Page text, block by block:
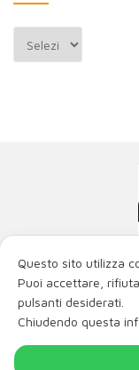
Archivi
La miglior
di
Via
Via
P.IVA / C.F.
Questo sito utilizza
Puoi accettare,
pulsanti desiderati.
Chiudendo questa